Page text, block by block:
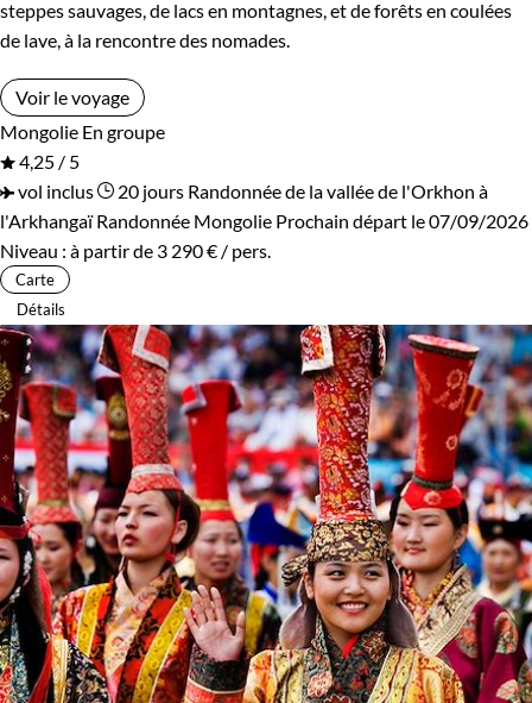
steppes sauvages, de lacs en montagnes, et de forêts en coulées
de lave, à la rencontre des nomades.
Voir le voyage
Mongolie En groupe
4,25 / 5
vol inclus
20 jours Randonnée de la vallée de l'Orkhon à
l'Arkhangaï Randonnée Mongolie Prochain départ le 07/09/2026
Niveau : à partir de 3 290 € / pers.
Carte
Détails